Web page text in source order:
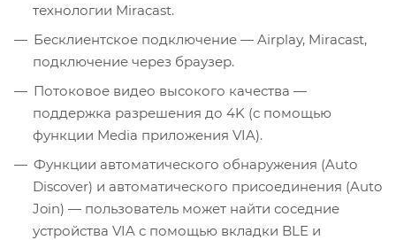
технологии Miracast.
Бесклиентское подключение — Airplay, Miracast,
подключение через браузер.
Потоковое видео высокого качества —
поддержка разрешения до 4K (с помощью
функции Media приложения VIA).
Функции автоматического обнаружения (Auto
Discover) и автоматического присоединения (Auto
Join) — пользователь может найти соседние
устройства VIA с помощью вкладки BLE и